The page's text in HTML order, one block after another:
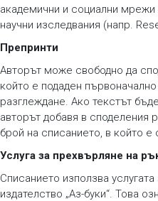
академични и социални мрежи
научни изследвания (напр.
Препринти
Авторът може свободно да
който е подаден
разглеждане. Ако текстът
авторът добавя в споделения
брой на списанието, в който е
Услуга за прехвърляне на
Списанието използва
издателство „Аз-буки“. Това